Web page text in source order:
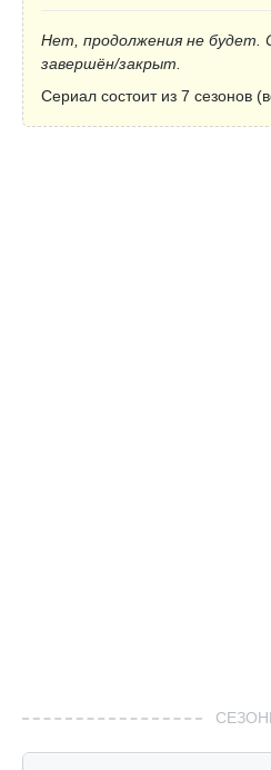
Нет, продолжения не
завершён/закрыт.
Сериал состоит из 7 сезонов